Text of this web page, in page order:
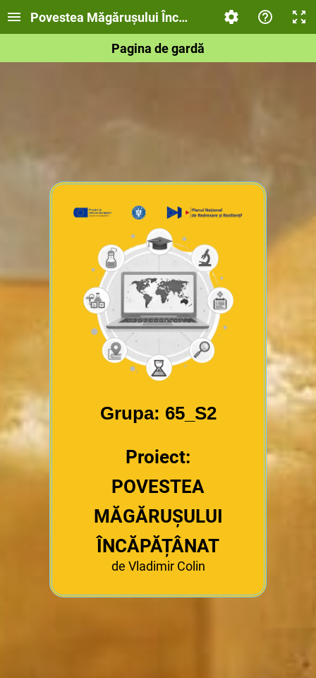
Povestea Măgărușului Încăpățânat
Pagina de gardă
Grupa: 65_S2
Proiect:
POVESTEA
MĂGĂRUȘULUI
ÎNCĂPĂȚÂNAT
de Vladimir Colin